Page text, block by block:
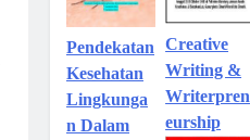
Pendekatan
Kesehatan
Lingkunga
n Dalam
Creative
Writing &
Writerpren
eurship